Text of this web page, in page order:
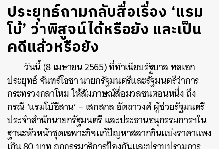
ประยุทธ์ถามกลับสื่อเรื่อง ‘แรม
โบ้’ ว่าพิสูจน์ได้หรือยัง และเป็น
คดีแล้วหรือยัง
วันนี้ (8 เมษายน 2565) ที่ทำเนียบรัฐบาล พลเอก
ประยุทธ์ จันทร์โอชา นายกรัฐมนตรีและรัฐมนตรีว่าการ
กระทรวงกลาโหม ให้สัมภาษณ์สื่อมวลชนตอนหนึ่ง ถึง
กรณี ‘แรมโบ้อีสาน’ – เสกสกล อัตถาวงศ์ ผู้ช่วยรัฐมนตรี
ประจำสำนักนายกรัฐมนตรี และประธานอนุกรรมการฯใน
ฐานะหัวหน้าชุดเฉพาะกิจแก้ปัญหาสลากกินแบ่งราคาแพง